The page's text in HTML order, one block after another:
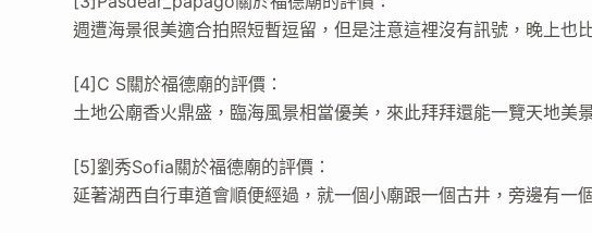
週遭海景很美適合拍照短暫逗留，但是注意這裡沒有訊號，晚上也
[4]C S關於福德廟的評價：
土地公廟香火鼎盛，臨海風景相當優美，來此拜拜還能一覽天地美
[5]劉秀Sofia關於福德廟的評價：
延著湖西自行車道會順便經過，就一個小廟跟一個古井，旁邊有一